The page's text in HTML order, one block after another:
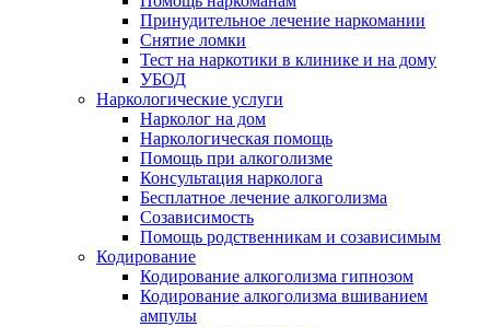
Принудительное лечение наркомании
Снятие ломки
Тест на наркотики в клинике и на дому
УБОД
Наркологические услуги
Нарколог на дом
Наркологическая помощь
Помощь при алкоголизме
Консультация нарколога
Бесплатное лечение алкоголизма
Созависимость
Помощь родственникам и созависимым
Кодирование
Кодирование алкоголизма гипнозом
Кодирование алкоголизма вшиванием
ампулы